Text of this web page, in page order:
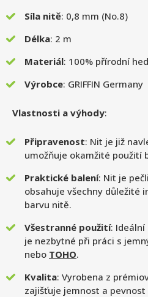
Síla nitě: 0,8 mm (No.8)
Délka: 2 m
Materiál: 100% přírodní
Výrobce: GRIFFIN Germany
Vlastnosti a výhody:
Připravenost: Nit je již
umožňuje okamžité použití
Praktické balení: Nit je
obsahuje všechny důležité
barvu nitě.
Všestranné použití: Ideální
je nezbytné při práci s
nebo TOHO.
Kvalita: Vyrobena z
zajišťuje jemnost a pevnost